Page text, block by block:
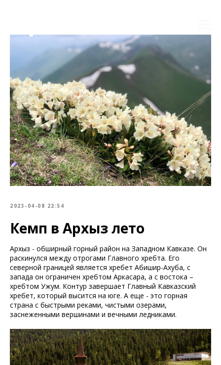
2023-04-08 22:54
Кемп в Архыз лето
Архыз - обширный горный район на Западном Кавказе. Он
раскинулся между отрогами Главного хребта. Его
северной границей является хребет Абишир-Ахуба, с
запада он ограничен хребтом Аркасара, а с востока –
хребтом Ужум. Контур завершает Главный Кавказский
хребет, который высится на юге. А еще - это горная
страна с быстрыми реками, чистыми озерами,
заснеженными вершинами и вечными ледниками.